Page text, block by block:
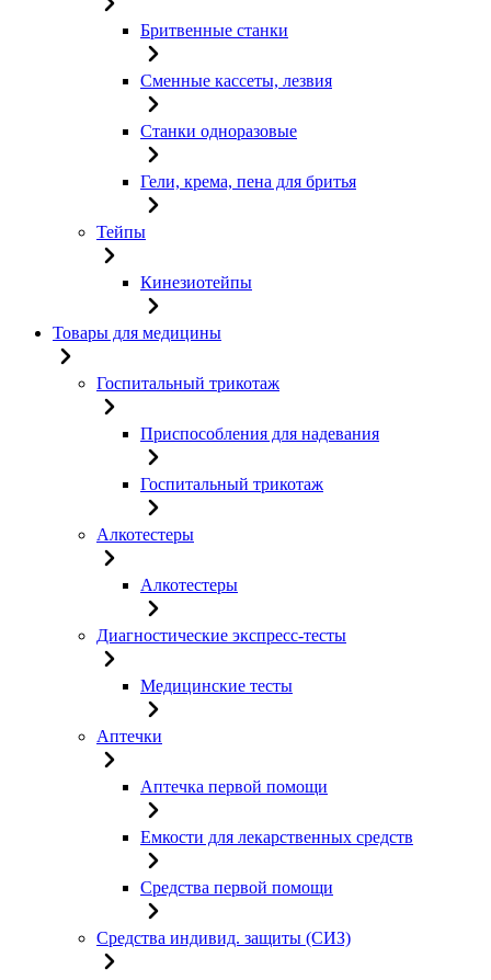
Бритвенные станки
Сменные кассеты, лезвия
Станки одноразовые
Гели, крема, пена для бритья
Тейпы
Кинезиотейпы
Товары для медицины
Госпитальный трикотаж
Приспособления для надевания
Госпитальный трикотаж
Алкотестеры
Алкотестеры
Диагностические экспресс-тесты
Медицинские тесты
Аптечки
Аптечка первой помощи
Емкости для лекарственных средств
Средства первой помощи
Средства индивид. защиты (СИЗ)